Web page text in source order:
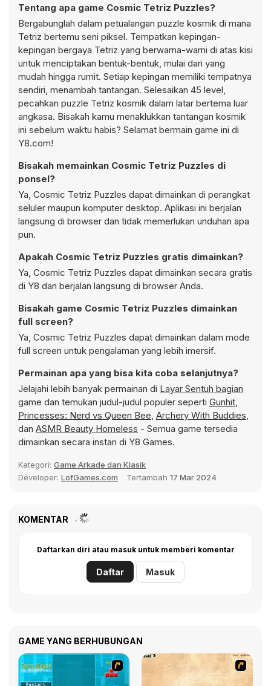
Tentang apa game Cosmic Tetriz Puzzles?
Bergabunglah dalam petualangan puzzle kosmik di mana
Tetriz bertemu seni piksel. Tempatkan kepingan-
kepingan bergaya Tetriz yang berwarna-warni di atas kisi
untuk menciptakan bentuk-bentuk, mulai dari yang
mudah hingga rumit. Setiap kepingan memiliki tempatnya
sendiri, menambah tantangan. Selesaikan 45 level,
pecahkan puzzle Tetriz kosmik dalam latar bertema luar
angkasa. Bisakah kamu menaklukkan tantangan kosmik
ini sebelum waktu habis? Selamat bermain game ini di
Y8.com!
Bisakah memainkan Cosmic Tetriz Puzzles di
ponsel?
Ya, Cosmic Tetriz Puzzles dapat dimainkan di perangkat
seluler maupun komputer desktop. Aplikasi ini berjalan
langsung di browser dan tidak memerlukan unduhan apa
pun.
Apakah Cosmic Tetriz Puzzles gratis dimainkan?
Ya, Cosmic Tetriz Puzzles dapat dimainkan secara gratis
di Y8 dan berjalan langsung di browser Anda.
Bisakah game Cosmic Tetriz Puzzles dimainkan
full screen?
Ya, Cosmic Tetriz Puzzles dapat dimainkan dalam mode
full screen untuk pengalaman yang lebih imersif.
Permainan apa yang bisa kita coba selanjutnya?
Jelajahi lebih banyak permainan di Layar Sentuh bagian
game dan temukan judul-judul populer seperti Gunhit,
Princesses: Nerd vs Queen Bee, Archery With Buddies,
dan ASMR Beauty Homeless - Semua game tersedia
dimainkan secara instan di Y8 Games.
Kategori: Game Arkade dan Klasik
Developer: LofGames.com Tertambah 17 Mar 2024
KOMENTAR
Daftarkan diri atau masuk untuk memberi komentar
Daftar Masuk
GAME YANG BERHUBUNGAN